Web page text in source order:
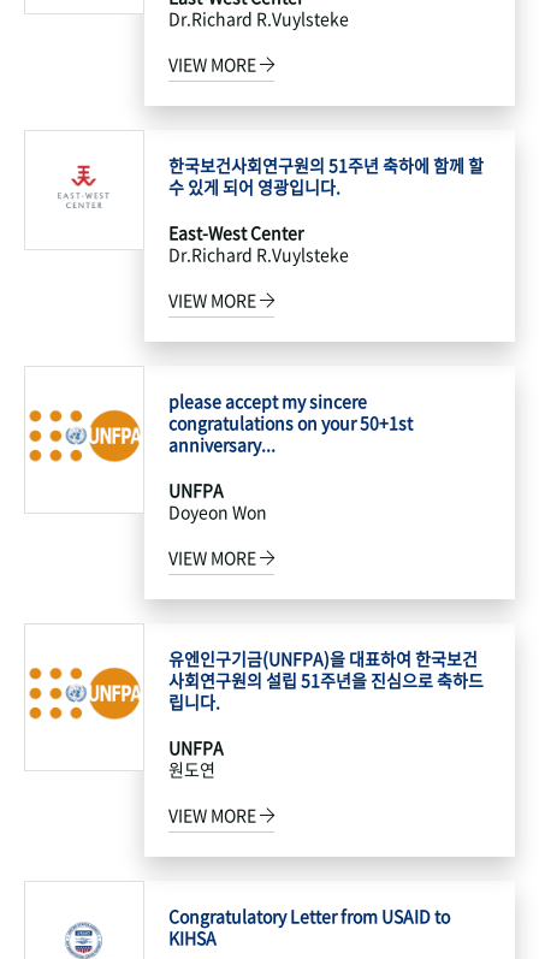
Dr.Richard R.Vuylsteke
VIEW MORE
한국보건사회연구원의 51주년 축하에 함께 할
수 있게 되어 영광입니다.
East-West Center
Dr.Richard R.Vuylsteke
VIEW MORE
please accept my sincere
congratulations on your 50+1st
anniversary...
UNFPA
Doyeon Won
VIEW MORE
유엔인구기금(UNFPA)을 대표하여 한국보건
사회연구원의 설립 51주년을 진심으로 축하드
립니다.
UNFPA
원도연
VIEW MORE
Congratulatory Letter from USAID to
KIHSA